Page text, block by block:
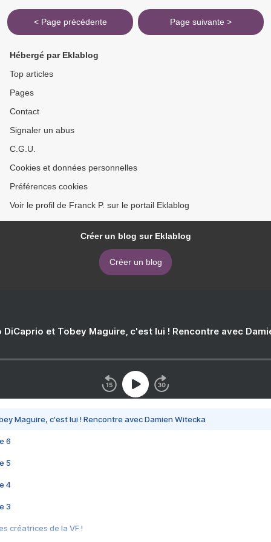
< Page précédente Page suivante >
Hébergé par Eklablog
Top articles
Pages
Contact
Signaler un abus
C.G.U.
Cookies et données personnelles
Préférences cookies
Voir le profil de Franck P. sur le portail Eklablog
Créer un blog sur Eklablog
Créer un blog
DiCaprio et Tobey Maguire, c'est lui ! Rencontre avec
Maguire, c'est lui ! Rencontre avec Damien Witecka
6
5
4
3
créatrices de la VF !